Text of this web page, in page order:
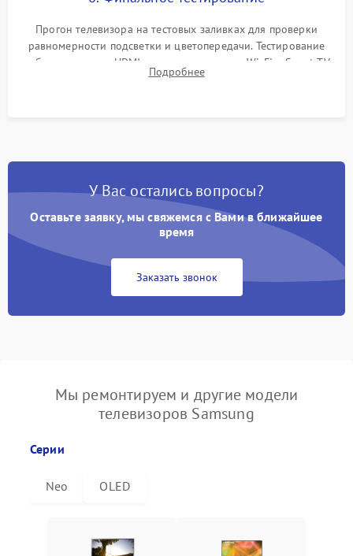
Прогон телевизора на тестовых заливках для проверки
равномерности подсветки и цветопередачи. Тестирование
работы разъемов HDMI, динамиков, модуля Wi-Fi и Smart TV
в рабочем режиме в течение нескольких часов.
Подробнее
У Вас остались вопросы?
Оставьте заявку, мы свяжемся с Вами в ближайшее
время
Заказать звонок
Мы ремонтируем и другие модели
телевизоров Samsung
Серии
Neo OLED